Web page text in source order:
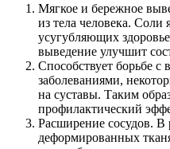
Мягкое и бережное
из тела человека. Соли
усугубляющих
выведение улучшит
Способствует борьбе
заболеваниями,
на суставы. Таким
профилактический
Расширение сосудов. В
деформированных